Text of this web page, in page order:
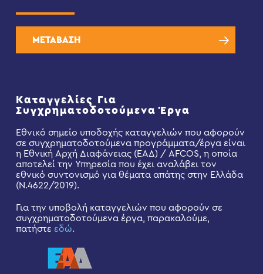
ΜΕΤΑΒΑΣΗ
Καταγγελίες Για
Συγχρηματοδοτούμενα Έργα
Εθνικό σημείο υποδοχής καταγγελιών που αφορούν
σε συγχρηματοδοτούμενα προγράμματα/έργα είναι
η Εθνική Αρχή Διαφάνειας (ΕΑΔ) / AFCOS, η οποία
αποτελεί την Υπηρεσία που έχει αναλάβει τον
εθνικό συντονισμό για θέματα απάτης στην Ελλάδα
(Ν.4622/2019).
Για την υποβολή καταγγελιών που αφορούν σε
συγχρηματοδοτούμενα έργα, παρακαλούμε,
πατήστε εδώ.